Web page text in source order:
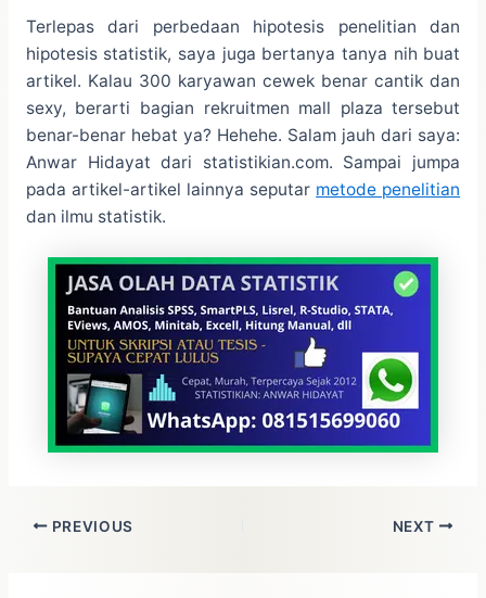
Terlepas dari perbedaan hipotesis penelitian dan
hipotesis statistik, saya juga bertanya tanya nih buat
artikel. Kalau 300 karyawan cewek benar cantik dan
sexy, berarti bagian rekruitmen mall plaza tersebut
benar-benar hebat ya? Hehehe. Salam jauh dari saya:
Anwar Hidayat dari statistikian.com. Sampai jumpa
pada artikel-artikel lainnya seputar metode penelitian
dan ilmu statistik.
PREVIOUS NEXT